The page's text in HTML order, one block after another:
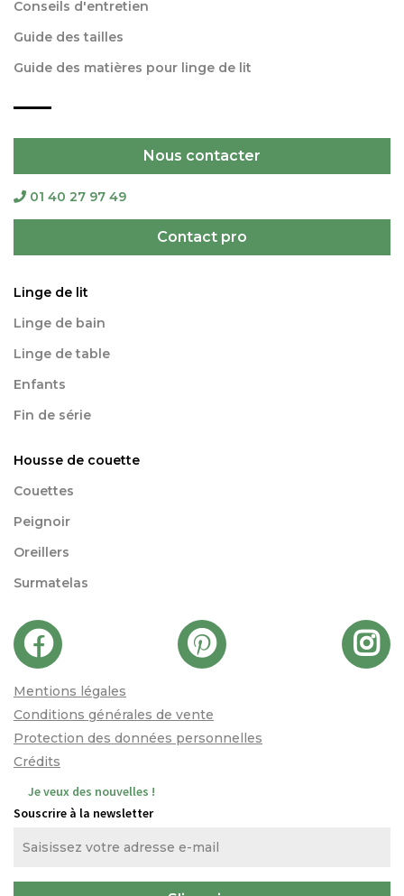
Conseils d'entretien
Guide des tailles
Guide des matières pour linge de lit
Nous contacter
01 40 27 97 49
Contact pro
Linge de lit
Linge de bain
Linge de table
Enfants
Fin de série
Housse de couette
Couettes
Peignoir
Oreillers
Surmatelas
Mentions légales
Conditions générales de vente
Protection des données personnelles
Crédits
Je veux des nouvelles !
Souscrire à la newsletter